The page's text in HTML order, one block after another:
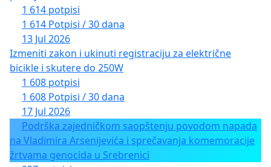
1 614 potpisi
1 614 Potpisi / 30 dana
13 Jul 2026
Izmeniti zakon i ukinuti registraciju za električne
bicikle i skutere do 250W
1 608 potpisi
1 608 Potpisi / 30 dana
17 Jul 2026
Podrška zajedničkom saopštenju povodom napada
na Vladimira Arsenijevića i sprečavanja komemoracije
žrtvama genocida u Srebrenici